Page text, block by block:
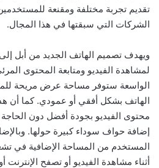
تقديم تجربة مختلفة ومقنعة
الشركات التي سبقتها في هذا المجال.
ويهدف تصميم الهاتف الجديد من أبل
لمشاهدة الفيديو ومتابعة المحتوى
الواسعة ستوفر مساحة عرض مريحة
الهاتف بشكل أفقي أو عمودي. كما أن
محتوى الفيديو بجودة أفضل دون
إضافة حواف سوداء كبيرة حولها.
المستخدم من المساحة الإضافية في
أثناء مشاهدة الفيديو أو تصفح الإنترنت